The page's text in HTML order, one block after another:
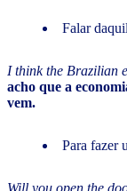
Falar
I think the Brazilian
acho que a
vem.
Para fazer